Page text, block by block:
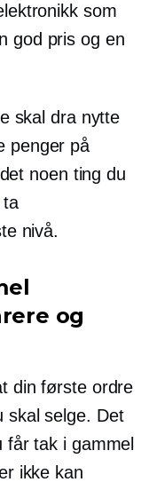
som
god pris og en
skal dra nytte
penger på
noen ting du
ta
nivå.
og
din første ordre
skal selge. Det
tak i gammel
ikke kan